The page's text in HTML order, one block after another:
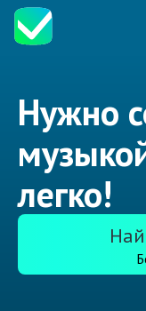
Нужно
легко!